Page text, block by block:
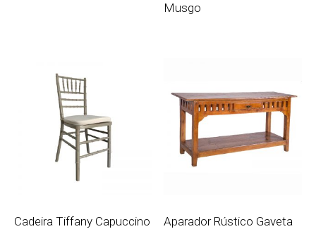
Musgo
Cadeira Tiffany Capuccino
Aparador Rústico Gaveta